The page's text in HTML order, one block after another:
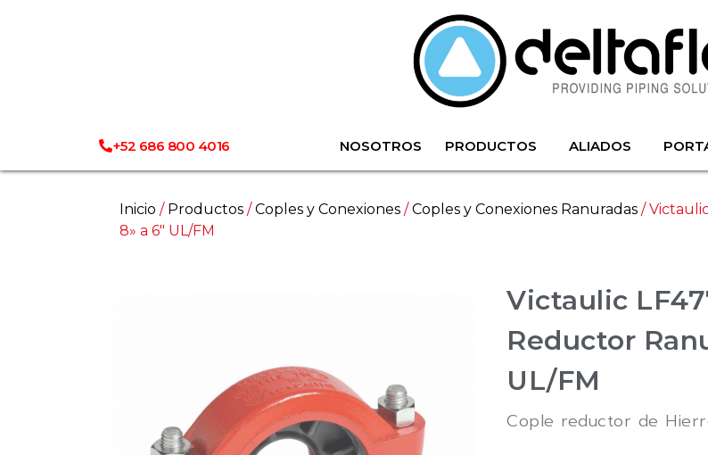
+52 686 800 4016 NOSOTROS PRODUCTOS ALIADOS
Inicio / Productos /Coples y Conexiones /Coples y Conexiones Ranuradas /
8» a 6″ UL/FM
Victaulic
Reductor
UL/FM
Cople reductor de